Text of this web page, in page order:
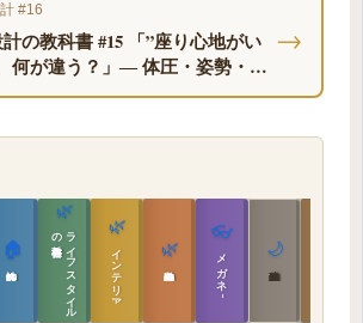
#16
の教科書 #15 「”座り心地がい
何が違う？」― 体圧・姿勢・ク
→
🏠
性能設計の教科書
🌿
ラ
イ
フ
ス
タ
イ
ル
の
教科書 🌿
インテリア設計 🌿
敷地設計の教科書
👓
メガネ｜転職 🌙
建築思想の教科書